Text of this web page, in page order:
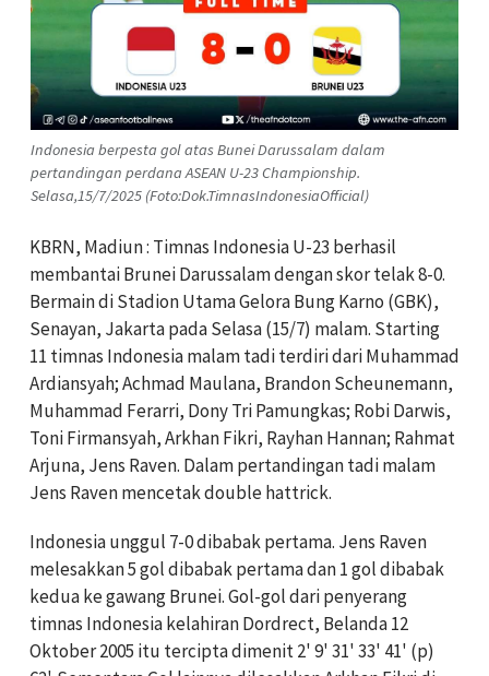
Indonesia berpesta gol atas Bunei Darussalam dalam
pertandingan perdana ASEAN U-23 Championship.
Selasa,15/7/2025 (Foto:Dok.TimnasIndonesiaOfficial)
KBRN, Madiun : Timnas Indonesia U-23 berhasil
membantai Brunei Darussalam dengan skor telak 8-0.
Bermain di Stadion Utama Gelora Bung Karno (GBK),
Senayan, Jakarta pada Selasa (15/7) malam. Starting
11 timnas Indonesia malam tadi terdiri dari Muhammad
Ardiansyah; Achmad Maulana, Brandon Scheunemann,
Muhammad Ferarri, Dony Tri Pamungkas; Robi Darwis,
Toni Firmansyah, Arkhan Fikri, Rayhan Hannan; Rahmat
Arjuna, Jens Raven. Dalam pertandingan tadi malam
Jens Raven mencetak double hattrick.
Indonesia unggul 7-0 dibabak pertama. Jens Raven
melesakkan 5 gol dibabak pertama dan 1 gol dibabak
kedua ke gawang Brunei. Gol-gol dari penyerang
timnas Indonesia kelahiran Dordrect, Belanda 12
Oktober 2005 itu tercipta dimenit 2' 9' 31' 33' 41' (p)